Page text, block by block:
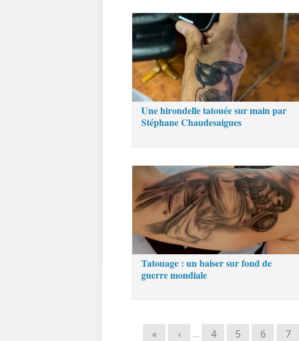
Une hirondelle tatouée sur main par
Stéphane Chaudesaigues
Tatouage : un baiser sur fond de
guerre mondiale
« ‹ … 4 5 6 7